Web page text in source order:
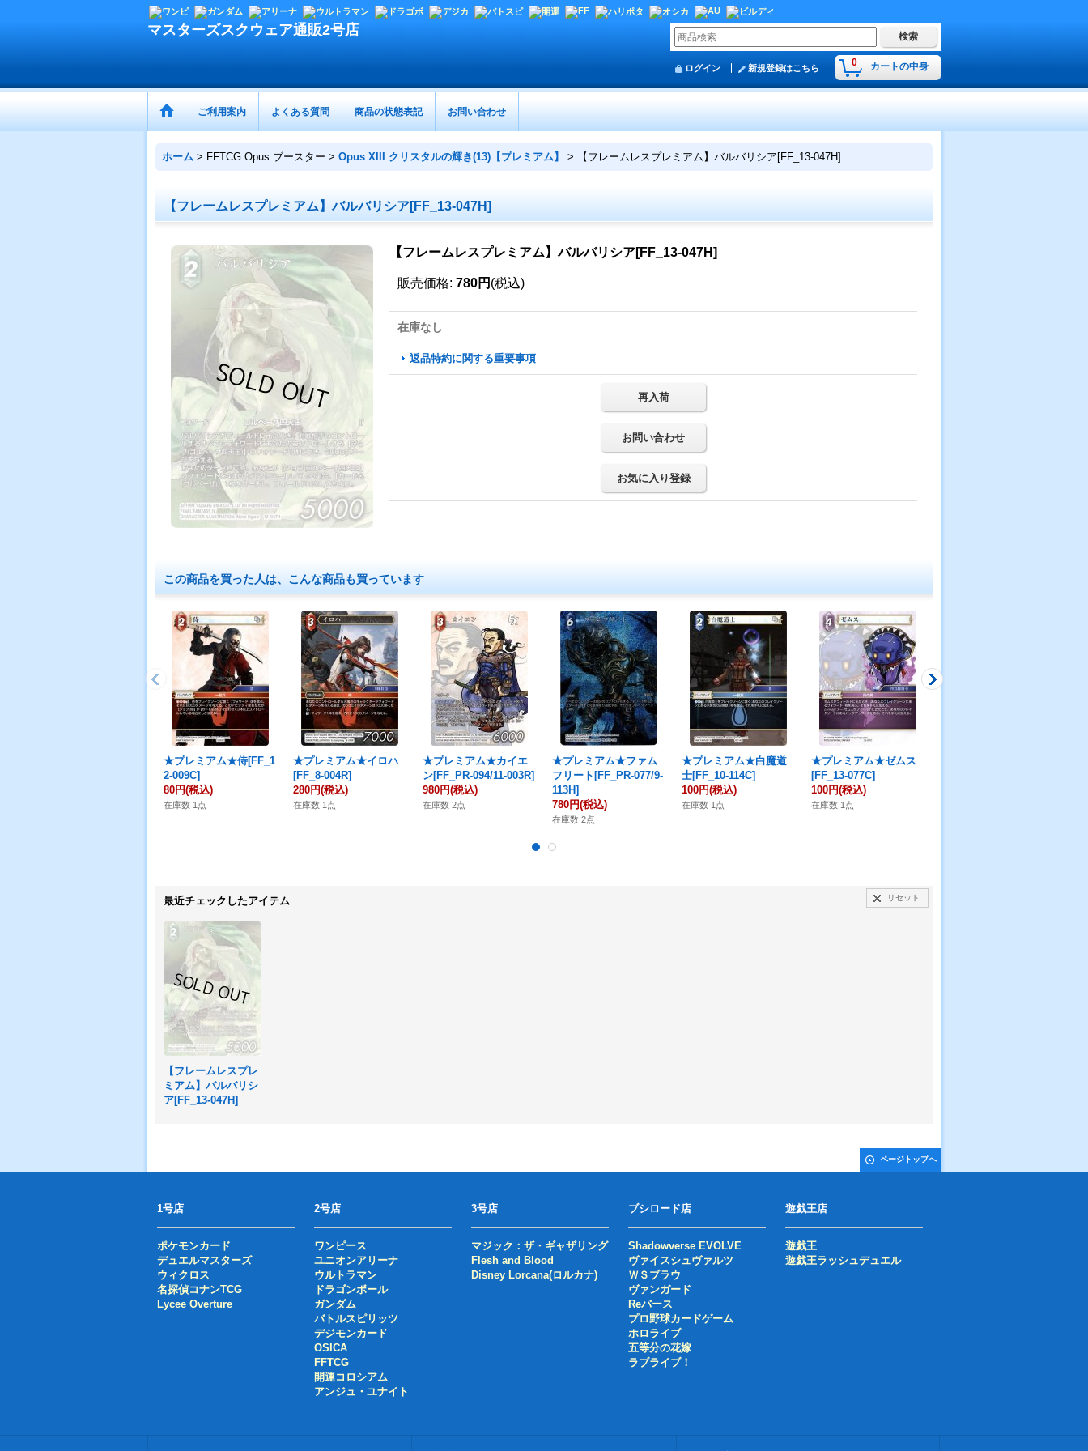
マスターズスクウェア通販2号店
0 カートの中身
ログイン 新規登録はこちら
ご利用案内 よくある質問 商品の状態表記 お問い合わせ
ホーム > FFTCG Opus ブースター > Opus XIII クリスタルの輝き(13)【プレミアム】 > 【フレームレスプレミアム】バルバリシア[FF_13-047H]
【フレームレスプレミアム】バルバリシア[FF_13-047H]
【フレームレスプレミアム】バルバリシア[FF_13-047H]
販売価格: 780円 (税込)
在庫なし
返品特約に関する重要事項
再入荷
お問い合わせ
お気に入り登録
この商品を買った人は、こんな商品も買っています
★プレミアム★侍[FF_1
2-009C]
80円(税込)
在庫数 1点
★プレミアム★イロハ
[FF_8-004R]
280円(税込)
在庫数 1点
★プレミアム★カイエ
ン[FF_PR-094/11-003R]
980円(税込)
在庫数 2点
★プレミアム★ファム
フリート[FF_PR-077/9-
113H]
780円(税込)
在庫数 2点
★プレミアム★白魔道
士[FF_10-114C]
100円(税込)
在庫数 1点
★プレミアム★ゼムス
[FF_13-077C]
100円(税込)
在庫数 1点
最近チェックしたアイテム リセット
【フレームレスプレ
ミアム】バルバリシ
ア[FF_13-047H]
ページトップへ
1号店
ポケモンカード
デュエルマスターズ
ウィクロス
名探偵コナンTCG
Lycee Overture
2号店
ワンピース
ユニオンアリーナ
ウルトラマン
ドラゴンボール
ガンダム
バトルスピリッツ
デジモンカード
OSICA
FFTCG
開運コロシアム
アンジュ・ユナイト
3号店
マジック：ザ・ギャザリング
Flesh and Blood
Disney Lorcana(ロルカナ)
ブシロード店
Shadowverse EVOLVE
ヴァイスシュヴァルツ
ＷＳブラウ
ヴァンガード
Reバース
プロ野球カードゲーム
ホロライブ
五等分の花嫁
ラブライブ！
遊戯王店
遊戯王
遊戯王ラッシュデュエル